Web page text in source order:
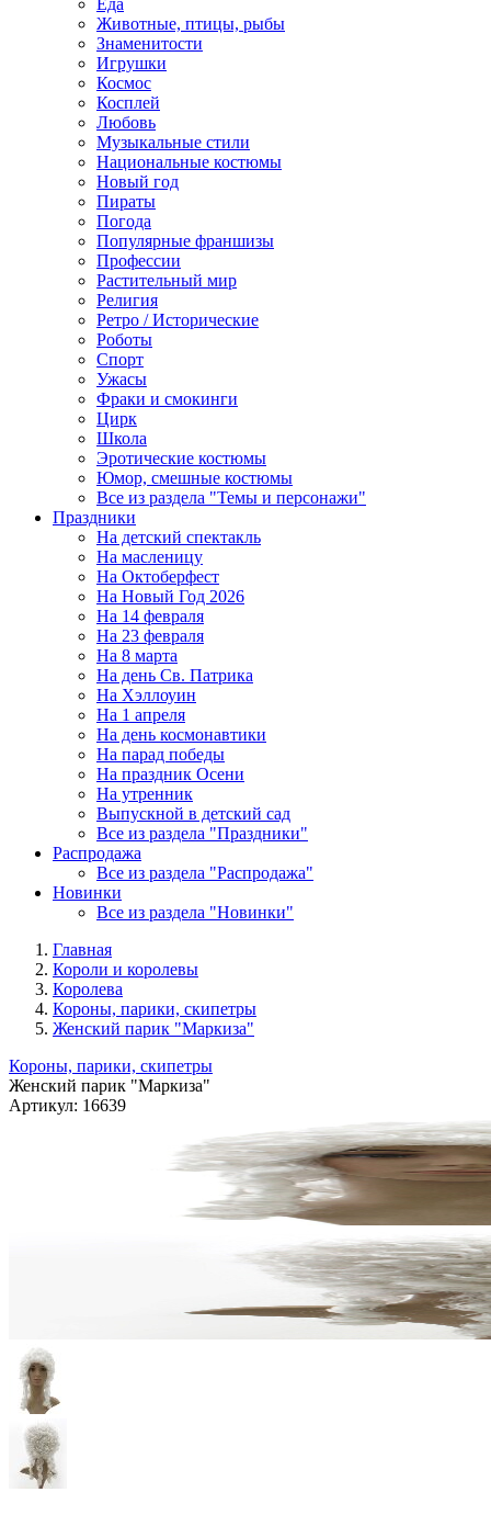
Еда
Животные, птицы, рыбы
Знаменитости
Игрушки
Космос
Косплей
Любовь
Музыкальные стили
Национальные костюмы
Новый год
Пираты
Погода
Популярные франшизы
Профессии
Растительный мир
Религия
Ретро / Исторические
Роботы
Спорт
Ужасы
Фраки и смокинги
Цирк
Школа
Эротические костюмы
Юмор, смешные костюмы
Все из раздела "Темы и персонажи"
Праздники
На детский спектакль
На масленицу
На Октоберфест
На Новый Год 2026
На 14 февраля
На 23 февраля
На 8 марта
На день Св. Патрика
На Хэллоуин
На 1 апреля
На день космонавтики
На парад победы
На праздник Осени
На утренник
Выпускной в детский сад
Все из раздела "Праздники"
Распродажа
Все из раздела "Распродажа"
Новинки
Все из раздела "Новинки"
Главная
Короли и королевы
Королева
Короны, парики, скипетры
Женский парик "Маркиза"
Короны, парики, скипетры
Женский парик "Маркиза"
Артикул: 16639